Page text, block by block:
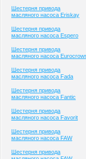
Шестерня привода
масляного насоса Eriskay
Шестерня привода
масляного насоса Espero
Шестерня привода
масляного насоса
Шестерня привода
масляного насоса Fada
Шестерня привода
масляного насоса Fantic
Шестерня привода
масляного насоса Favorit
Шестерня привода
масляного насоса FAW
Шестерня привода